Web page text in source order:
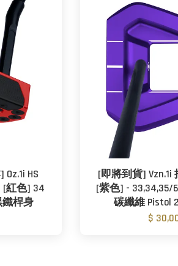
HS
[紅色] 34
鐵桿身
[即將到貨] Vzn.1i
[紫色] - 33,34,35/
碳纖維 Pistol
$